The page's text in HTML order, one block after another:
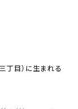
丁目）に生まれる